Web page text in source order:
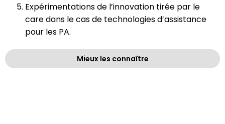
Mieux les connaître
Expérimentations de l’innovation tirée par le
care dans le cas de technologies d’assistance
pour les PA.